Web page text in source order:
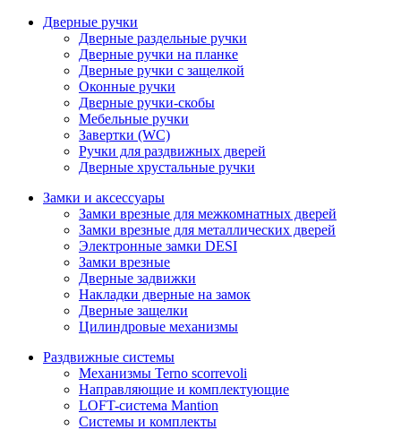
Дверные ручки
Дверные раздельные ручки
Дверные ручки на планке
Дверные ручки с защелкой
Оконные ручки
Дверные ручки-скобы
Мебельные ручки
Завертки (WC)
Ручки для раздвижных дверей
Дверные хрустальные ручки
Замки и аксессуары
Замки врезные для межкомнатных дверей
Замки врезные для металлических дверей
Электронные замки DESI
Замки врезные
Дверные задвижки
Накладки дверные на замок
Дверные защелки
Цилиндровые механизмы
Раздвижные системы
Механизмы Terno scorrevoli
Направляющие и комплектующие
LOFT-cистема Mantion
Системы и комплекты